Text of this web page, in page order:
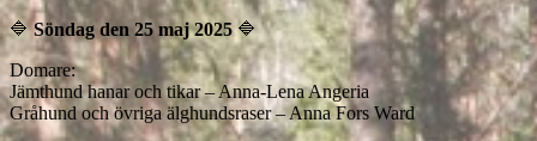
🔷️Söndag den 25 maj 2025🔷️
Domare:
Jämthund hanar och tikar – Anna-Lena Angeria
Gråhund och övriga älghundsraser – Anna Fors Ward